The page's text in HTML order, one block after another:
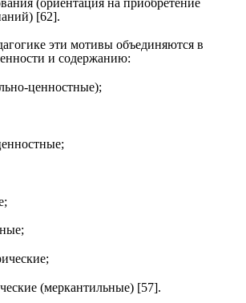
[62].
эти мотивы объединяются в
и содержанию:
ценностные);
(меркантильные) [57].